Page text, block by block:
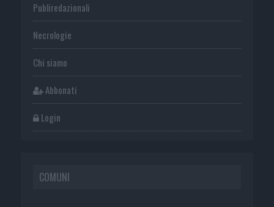
Publiredazionali
Necrologie
Chi siamo
Abbonati
Login
COMUNI